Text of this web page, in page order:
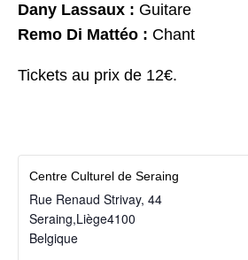
Dany Lassaux : Guitare
Remo Di Mattéo : Chant
Tickets au prix de 12€.
Centre Culturel de Seraing
Rue Renaud Strivay, 44
Seraing,Liège4100
Belgique